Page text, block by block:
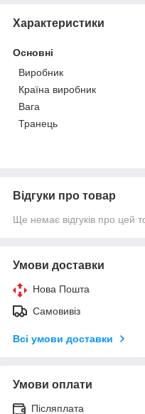
Характеристики
Основні
Виробник
Країна виробник
Вага
Транець
Відгуки про товар
Ще немає відгуків про цей
Умови доставки
Нова Пошта
Самовивіз
Всі умови доставки
Умови оплати
Післяплата